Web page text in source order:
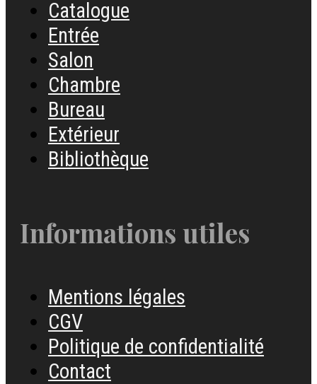
Catalogue
Entrée
Salon
Chambre
Bureau
Extérieur
Bibliothèque
Informations utiles
Mentions légales
CGV
Politique de confidentialité
Contact